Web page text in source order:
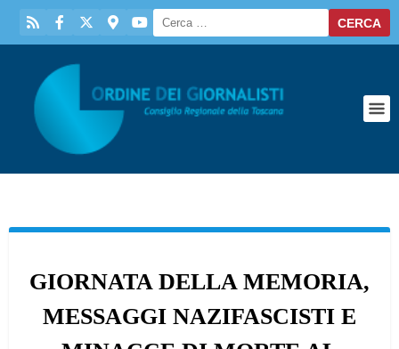
GIORNATA DELLA MEMORIA,
MESSAGGI NAZIFASCISTI E